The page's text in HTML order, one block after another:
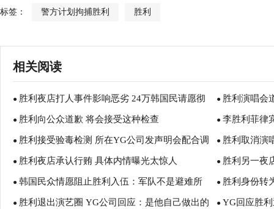
标签： 警方计划拘捕胜利 胜利
相关阅读
● 胜利夜店打人事件影响恶劣 24万韩国民请愿彻
查真相
● 胜利演唱会
● 胜利向公众道歉 将会接受这种检查 ● 李胜利菲律
● 胜利接受验毒检测 所在YG公司发声明会配合调
查
● 胜利取消演
● 胜利夜店承认行贿 具体内情曝光太惊人 ● 胜利另一夜
● 韩国民众情愿阻止胜利入伍：军队不是避难所 ● 胜利身份转
● 胜利退出演艺圈 YG公司回应：是他自己做出的 ● YG回应胜